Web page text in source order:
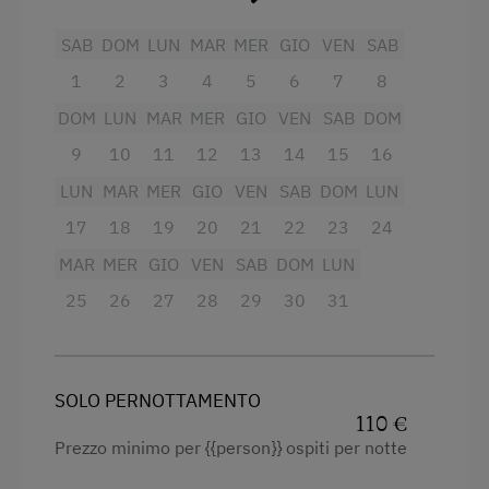
Servizi dell'alloggio
Lavastoviglie
Ristorazione
Servizi
Radio
Doccia
Lettino a sbarre per neonati
Asciugamani
SAB
1
DOM
2
LUN
3
MAR
4
MER
5
GIO
6
VEN
7
SAB
8
DOM
9
LUN
10
MAR
11
MER
12
GIO
13
VEN
14
SAB
15
DOM
16
LUN
17
MAR
18
MER
19
GIO
20
VEN
21
SAB
22
DOM
23
LUN
24
MAR
25
MER
26
GIO
27
VEN
28
SAB
29
DOM
30
LUN
31
SOLO PERNOTTAMENTO
110 €
Prezzo minimo per {{person}} ospiti per notte